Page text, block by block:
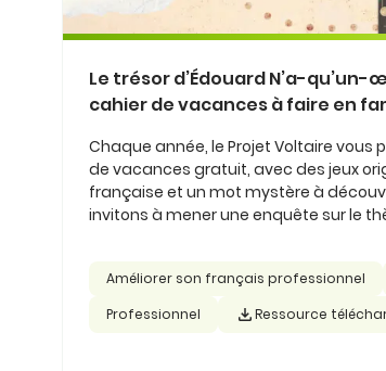
Découvrir nos
ouvrages
Témoignages
Le trésor d’Édouard N’a-
cahier de vacances à faire en
Chaque année, le Projet Voltaire vous
de vacances gratuit, avec des jeux
française et un mot mystère à
invitons à mener une enquête sur le
Améliorer son français professionnel
Professionnel
Ressource